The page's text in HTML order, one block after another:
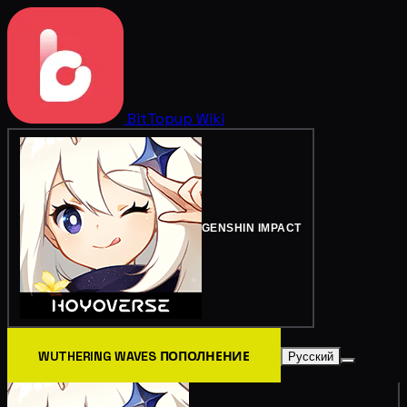
BitTopup Wiki
GENSHIN IMPACT
WUTHERING WAVES ПОПОЛНЕНИЕ Русский